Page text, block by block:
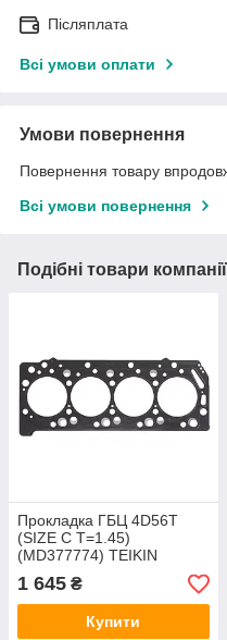
Післяплата
Всі умови оплати
Умови повернення
Повернення товару
Всі умови повернення
Подібні товари компанії
Прокладка ГБЦ 4D56T
(SIZE C T=1.45)
(MD377774) TEIKIN
1 645 ₴
Купити